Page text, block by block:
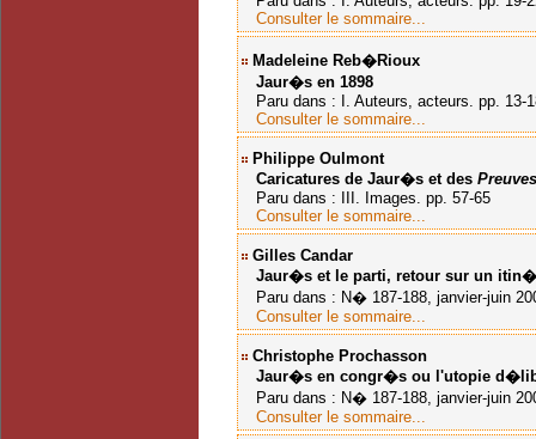
Consulter le sommaire...
Madeleine Reb�rioux
Jaur�s en 1898
Paru dans : I. Auteurs, acteurs. pp. 13-
Consulter le sommaire...
Philippe Oulmont
Caricatures de Jaur�s et des Preuves
Paru dans : III. Images. pp. 57-65
Consulter le sommaire...
Gilles Candar
Jaur�s et le parti, retour sur un
Paru dans : N� 187-188, janvier-juin
Consulter le sommaire...
Christophe Prochasson
Jaur�s en congr�s ou l'utopie
Paru dans : N� 187-188, janvier-juin
Consulter le sommaire...